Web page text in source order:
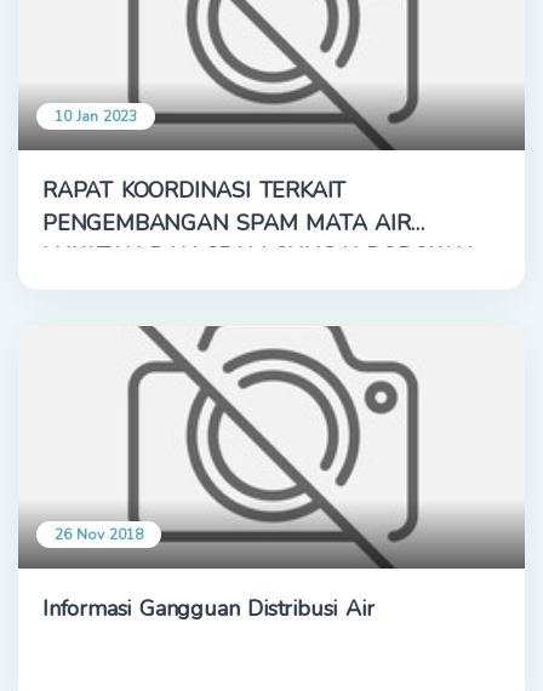
10 Jan 2023
RAPAT KOORDINASI TERKAIT
PENGEMBANGAN SPAM MATA AIR
LUKATAN DAN SPAM SUNGAI DODOKAN
26 Nov 2018
Informasi Gangguan Distribusi Air